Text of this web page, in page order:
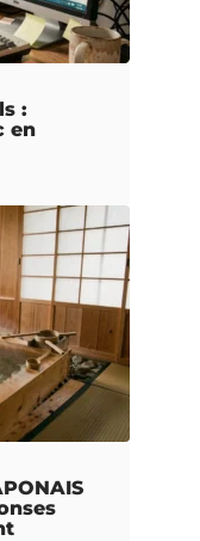
:
en